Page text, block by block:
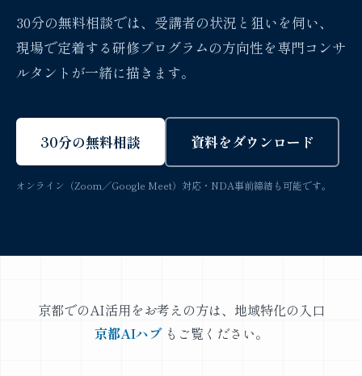
30分の無料相談では、受講者の状況と狙いを伺い、
現場で定着する研修プログラムの方向性を専門コンサ
ルタントが一緒に描きます。
30分の無料相談 資料をダウンロード
オンライン（Zoom／Google Meet）対応・NDA事前締結も可能です。
京都でのAI活用をお考えの方は、地域特化の入口
京都AIハブもご覧ください。